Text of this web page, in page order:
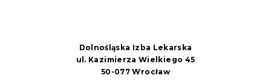
Dolnośląska Izba Lekarska
ul. Kazimierza Wielkiego 45
50-077 Wrocław